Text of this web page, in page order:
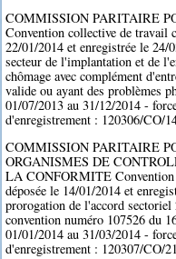
COMMISSION PARITAIRE
Convention collective de travail
22/01/2014 et enregistrée le
secteur de l'implantation et de
chômage avec complément
valide ou ayant des problèmes
01/07/2013 au 31/12/2014 -
d'enregistrement : 120306/CO/
COMMISSION PARITAIRE
ORGANISMES DE
LA CONFORMITE Convention
déposée le 14/01/2014 et
prorogation de l'accord
convention numéro 107526 du
01/01/2014 au 31/03/2014 -
d'enregistrement : 120307/CO/